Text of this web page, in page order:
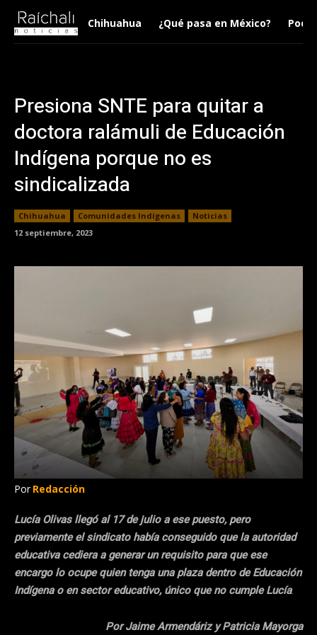
Chihuahua ¿Qué pasa en México?
Presiona SNTE para quitar a
doctora ralámuli de Educación
Indígena porque no es
sindicalizada
Chihuahua Comunidades Indígenas
Noticias
12 septiembre, 2023
Por Redacción
Lucía Olivas llegó al 17 de julio a ese puesto, pero
previamente el sindicato había conseguido que la autoridad
educativa cediera a generar un requisito para que ese
encargo lo ocupe quien tenga una plaza dentro de Educación
Indígena o en sector educativo, único que no cumple Lucía.
Por Jaime Armendáriz y Patricia Mayorga